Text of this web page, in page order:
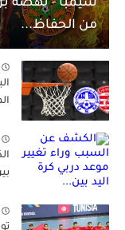
سيمبا - نهضة
من الحفاظ...